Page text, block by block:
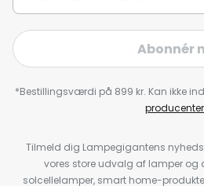
Abonnér
*Bestillingsværdi på 899 kr. Kan ikke
producenter
Tilmeld dig Lampegigantens
vores store udvalg af lamper og
solcellelamper, smart home-